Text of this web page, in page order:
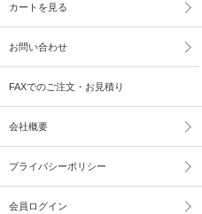
カートを見る
お問い合わせ
FAXでのご注文・お見積り
会社概要
プライバシーポリシー
会員ログイン